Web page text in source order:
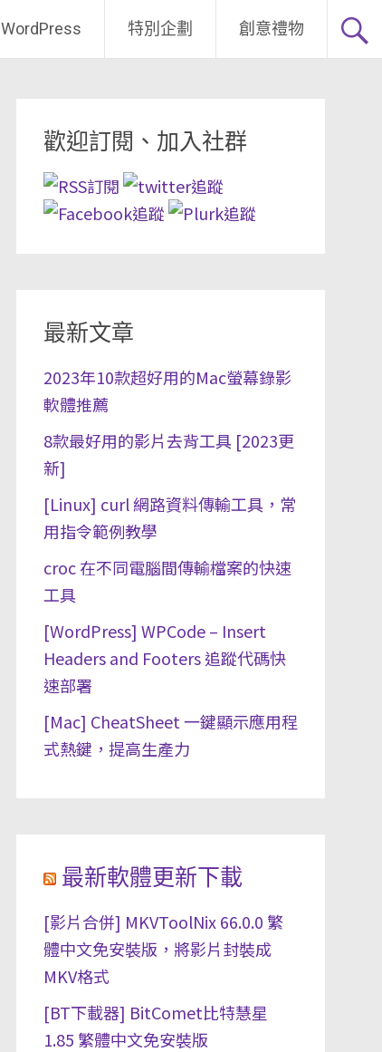
WordPress 特別企劃 創意禮物
歡迎訂閱、加入社群
最新文章
2023年10款超好用的Mac螢幕錄影
軟體推薦
8款最好用的影片去背工具 [2023更
新]
[Linux] curl 網路資料傳輸工具，常
用指令範例教學
croc 在不同電腦間傳輸檔案的快速
工具
[WordPress] WPCode – Insert
Headers and Footers 追蹤代碼快
速部署
[Mac] CheatSheet 一鍵顯示應用程
式熱鍵，提高生產力
最新軟體更新下載
[影片合併] MKVToolNix 66.0.0 繁
體中文免安裝版，將影片封裝成
MKV格式
[BT下載器] BitComet比特慧星
1.85 繁體中文免安裝版